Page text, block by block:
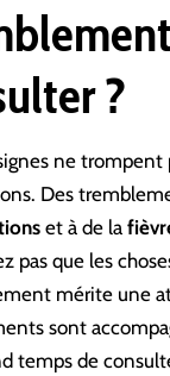
?
ne trompent
Des
et à de la
pas que les
mérite une
sont
temps de